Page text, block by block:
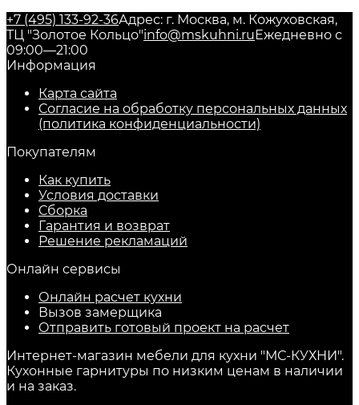
+7 (495) 133-92-36Адрес: г. Москва, м. Кожуховская,
ТЦ "Золотое Кольцо"info@mskuhni.ruЕжедневно с
09:00—21:00
Информация
Карта сайта
Согласие на обработку персональных данных
(политика конфиденциальности)
Покупателям
Как купить
Условия доставки
Сборка
Гарантия и возврат
Решение рекламаций
Онлайн сервисы
Онлайн расчет кухни
Вызов замерщика
Отправить готовый проект на расчет
Интернет-магазин мебели для кухни "МС-КУХНИ".
Кухонные гарнитуры по низким ценам в наличии
и на заказ.